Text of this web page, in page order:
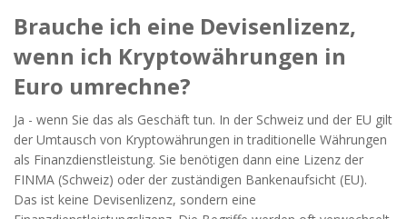
Brauche ich eine Devisenlizenz,
wenn ich Kryptowährungen in
Euro umrechne?
Ja - wenn Sie das als Geschäft tun. In der Schweiz und der EU gilt
der Umtausch von Kryptowährungen in traditionelle Währungen
als Finanzdienstleistung. Sie benötigen dann eine Lizenz der
FINMA (Schweiz) oder der zuständigen Bankenaufsicht (EU).
Das ist keine Devisenlizenz, sondern eine